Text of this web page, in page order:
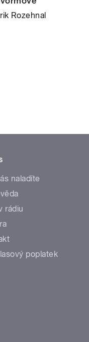
Rozehnal
naladíte
rádiu
poplatek